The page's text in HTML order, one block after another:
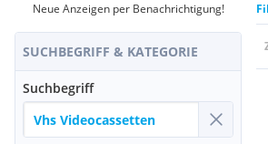
Neue Anzeigen per Benachrichtigung!
SUCHBEGRIFF & KATEGORIE
Suchbegriff